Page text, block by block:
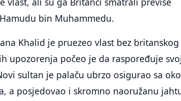
bin Muhammedu.
Khalid je pruezeo vlast bez britanskog
upozorenja počeo je da raspoređuje
sultan je palaču ubrzo osigurao sa oko
a posjedovao i skromno naoružanu